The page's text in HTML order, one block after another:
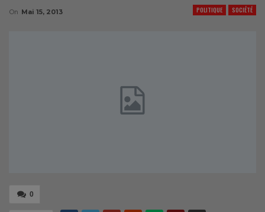
POLITIQUE SOCIÉTÉ
On Mai 15, 2013
0